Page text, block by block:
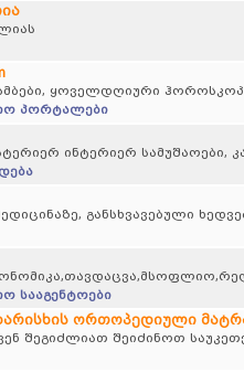
ყოველდღიური
პორტალები
ინტერიერ სამუშაოები,
განსხვავებული
სააგენტოები
ორთოპედიული
შეგიძლიათ შეიძინოთ